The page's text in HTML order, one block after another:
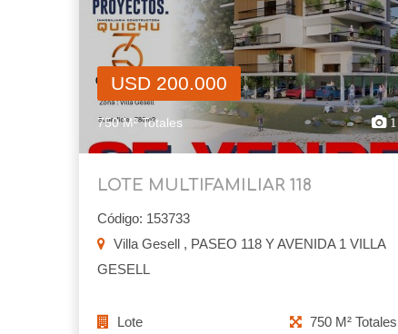
USD 200.000
750 M² Totales 1
LOTE MULTIFAMILIAR 118
Código: 153733
Villa Gesell , PASEO 118 Y AVENIDA 1 VILLA
GESELL
Lote 750 M² Totales